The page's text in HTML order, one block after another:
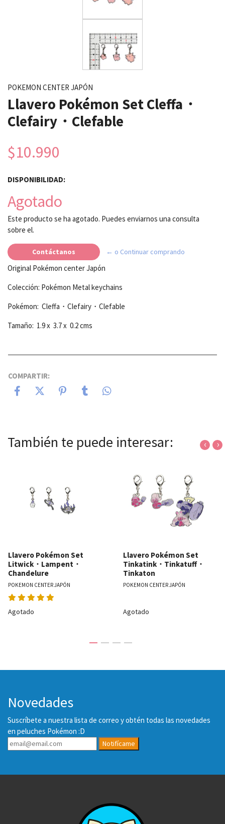
POKEMON CENTER JAPÓN
Llavero Pokémon Set Cleffa・
Clefairy・Clefable
$10.990
DISPONIBILIDAD:
Agotado
Este producto se ha agotado. Puedes enviarnos una consulta
sobre el.
Contáctanos ← o Continuar comprando
Original Pokémon center Japón
Colección: Pokémon Metal keychains
Pokémon: Cleffa・Clefairy・Clefable
Tamaño: 1.9 x 3.7 x 0.2 cms
COMPARTIR:
También te puede interesar:
Llavero Pokémon Set
Litwick・Lampent・
Chandelure
POKEMON CENTER JAPÓN
Agotado
Llavero Pokémon Set
Tinkatink・Tinkatuff・
Tinkaton
POKEMON CENTER JAPÓN
Agotado
‹ ›
Novedades
Suscríbete a nuestra lista de correo y obtén todas las novedades
en peluches Pokémon :D
Notifícame